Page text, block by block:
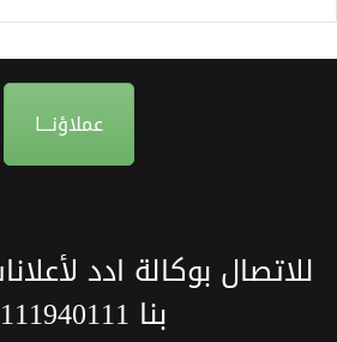
عملاؤنـــا
للاتصال بوكالة ادد
بنا